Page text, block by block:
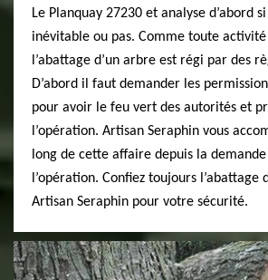
Le Planquay 27230 et analyse d’abord
inévitable ou pas. Comme toute
l’abattage d’un arbre est régi par des
D’abord il faut demander les
pour avoir le feu vert des autorités et
l’opération. Artisan Seraphin vous
long de cette affaire depuis la demande
l’opération. Confiez toujours l’abattage
Artisan Seraphin pour votre sécurité.